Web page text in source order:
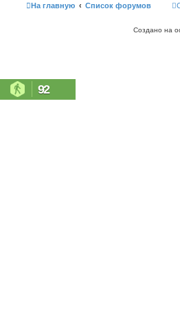
На главную Список форумов
Создано на
92